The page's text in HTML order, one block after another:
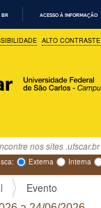
R
A
E
D
BR ACESSO À INFORMAÇÃO
ALTO CONTRASTE
Avançada…
Externa Interna
Evento